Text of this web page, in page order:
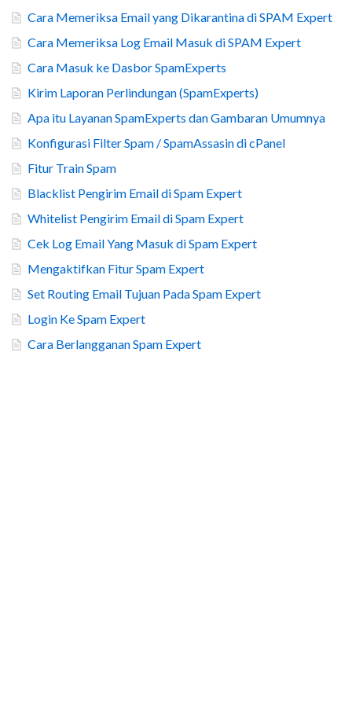
Cara Memeriksa Email yang Dikarantina di SPAM Expert
Cara Memeriksa Log Email Masuk di SPAM Expert
Cara Masuk ke Dasbor SpamExperts
Kirim Laporan Perlindungan (SpamExperts)
Apa itu Layanan SpamExperts dan Gambaran Umumnya
Konfigurasi Filter Spam / SpamAssasin di cPanel
Fitur Train Spam
Blacklist Pengirim Email di Spam Expert
Whitelist Pengirim Email di Spam Expert
Cek Log Email Yang Masuk di Spam Expert
Mengaktifkan Fitur Spam Expert
Set Routing Email Tujuan Pada Spam Expert
Login Ke Spam Expert
Cara Berlangganan Spam Expert